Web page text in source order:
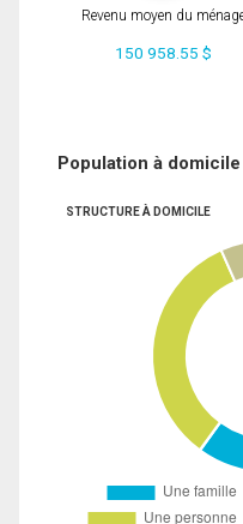
Revenu moyen du
150 958.55 $
Population à domicile
STRUCTURE À DOMICILE